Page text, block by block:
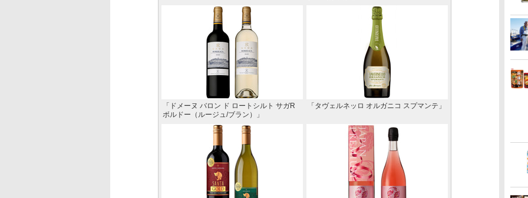
「ドメーヌ バロン ド ロートシルト サガR
ボルドー（ルージュ/ブラン）」
「タヴェルネッロ オルガニコ スプマンテ」